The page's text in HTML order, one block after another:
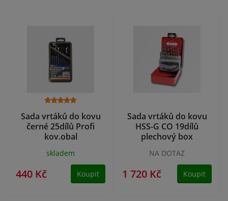
Sada vrtáků do kovu
černé 25dílů Profi
kov.obal
skladem
440 Kč Koupit
Sada vrtáků do kovu
HSS-G CO 19dílů
plechový box
NA DOTAZ
1 720 Kč Koupit